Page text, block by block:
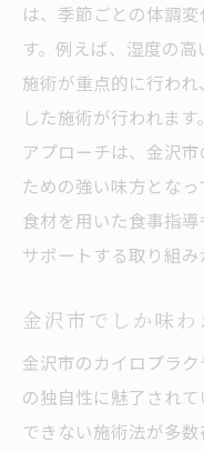
は、季節ごとの体調
す。例えば、湿度の
施術が重点的に行わ
した施術が行われま
アプローチは、金沢
ための強い味方とな
食材を用いた食事指
サポートする取り組み
金沢市でしか味
金沢市のカイロプラ
の独自性に魅了され
できない施術法が多